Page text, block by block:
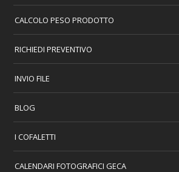
CALCOLO PESO PRODOTTO
RICHIEDI PREVENTIVO
INVIO FILE
BLOG
I COFALETTI
CALENDARI FOTOGRAFICI GECA